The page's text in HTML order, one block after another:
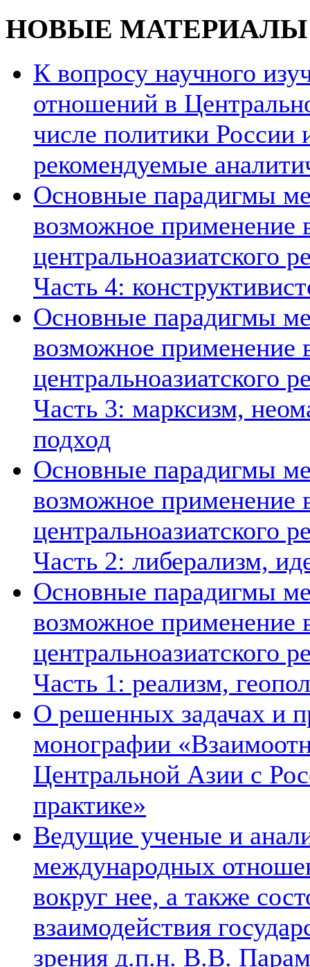
НОВЫЕ МАТЕРИАЛЫ
К вопросу научного
отношений в
числе политики России
рекомендуемые
Основные парадигмы
возможное применение
центральноазиатского
Часть 4:
Основные парадигмы
возможное применение
центральноазиатского
Часть 3: марксизм,
подход
Основные парадигмы
возможное применение
центральноазиатского
Часть 2: либерализм,
Основные парадигмы
возможное применение
центральноазиатского
Часть 1: реализм,
О решенных задачах и
монографии
Центральной Азии с
практике»
Ведущие ученые и
международных
вокруг нее, а также
взаимодействия
зрения д.п.н. В.В.